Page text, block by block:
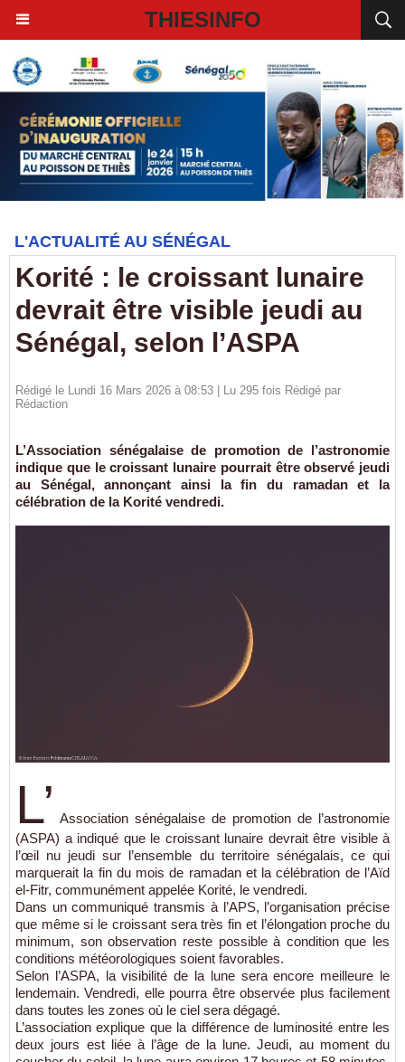
THIESINFO
L'ACTUALITÉ AU SÉNÉGAL
Korité : le croissant lunaire
devrait être visible jeudi au
Sénégal, selon l’ASPA
Rédigé le Lundi 16 Mars 2026 à 08:53 | Lu 295 fois Rédigé par
Rédaction
L’Association sénégalaise de promotion de l’astronomie
indique que le croissant lunaire pourrait être observé jeudi
au Sénégal, annonçant ainsi la fin du ramadan et la
célébration de la Korité vendredi.
L’ Association sénégalaise de promotion de l’astronomie
(ASPA) a indiqué que le croissant lunaire devrait être visible à
l’œil nu jeudi sur l’ensemble du territoire sénégalais, ce qui
marquerait la fin du mois de ramadan et la célébration de l’Aïd
el-Fitr, communément appelée Korité, le vendredi.
Dans un communiqué transmis à l’APS, l’organisation précise
que même si le croissant sera très fin et l’élongation proche du
minimum, son observation reste possible à condition que les
conditions météorologiques soient favorables.
Selon l’ASPA, la visibilité de la lune sera encore meilleure le
lendemain. Vendredi, elle pourra être observée plus facilement
dans toutes les zones où le ciel sera dégagé.
L’association explique que la différence de luminosité entre les
deux jours est liée à l’âge de la lune. Jeudi, au moment du